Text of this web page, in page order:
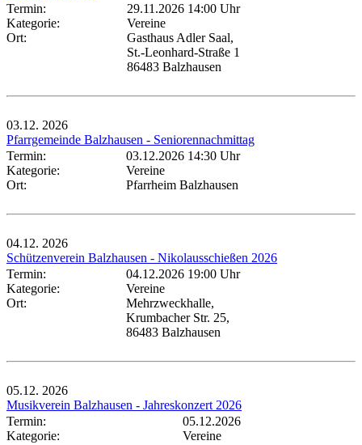
Termin:
29.11.2026 14:00 Uhr
Kategorie:
Vereine
Ort:
Gasthaus Adler Saal,
St.-Leonhard-Straße 1
86483 Balzhausen
03.12. 2026
Pfarrgemeinde Balzhausen - Seniorennachmittag
Termin:
03.12.2026 14:30 Uhr
Kategorie:
Vereine
Ort:
Pfarrheim Balzhausen
04.12. 2026
Schützenverein Balzhausen - Nikolausschießen 2026
Termin:
04.12.2026 19:00 Uhr
Kategorie:
Vereine
Ort:
Mehrzweckhalle,
Krumbacher Str. 25,
86483 Balzhausen
05.12. 2026
Musikverein Balzhausen - Jahreskonzert 2026
Termin:
05.12.2026
Kategorie:
Vereine